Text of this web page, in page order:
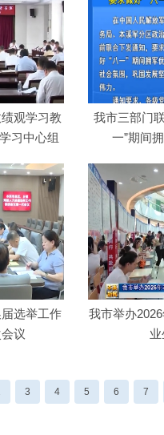
观学习教
习中心组
我市三部门
一”期间
选举工作
议
我市举办
3 4 5 6 7